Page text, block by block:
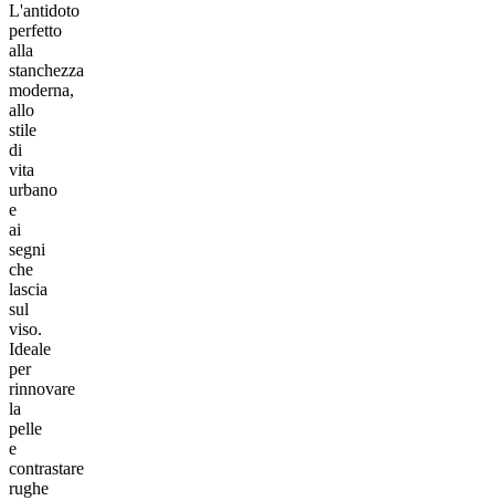
L'antidoto
perfetto
alla
stanchezza
moderna,
allo
stile
di
vita
urbano
e
ai
segni
che
lascia
sul
viso.
Ideale
per
rinnovare
la
pelle
e
contrastare
rughe